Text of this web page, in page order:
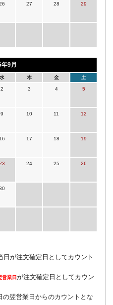
27 28 29
9月
水 木 金 土
2 3 4 5
9 10 11 12
16 17 18 19
24 25 26
が注文確定日としてカウント
営業日が注文確定日としてカウン
翌営業日からのカウントとな